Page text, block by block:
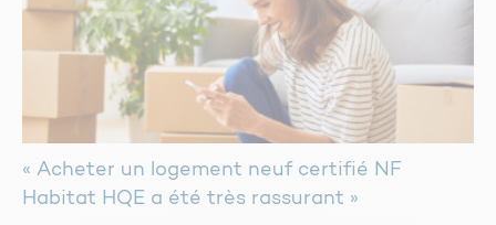
« Acheter un logement neuf certifié NF
Habitat HQE a été très rassurant »